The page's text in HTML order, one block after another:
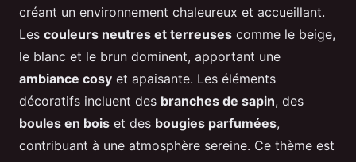
créant un environnement chaleureux et accueillant.
Les couleurs neutres et terreuses comme le beige,
le blanc et le brun dominent, apportant une
ambiance cosy et apaisante. Les éléments
décoratifs incluent des branches de sapin, des
boules en bois et des bougies parfumées,
contribuant à une atmosphère sereine. Ce thème est